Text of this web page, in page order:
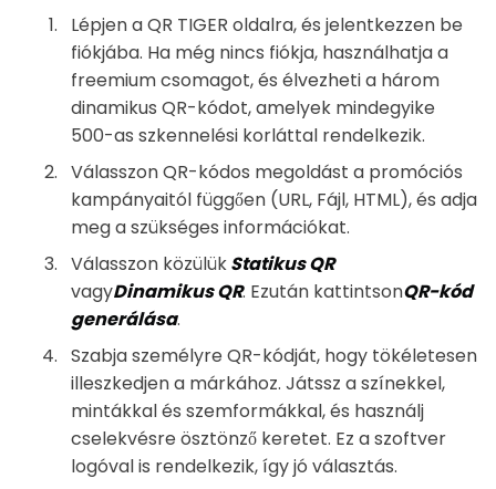
Lépjen a QR TIGER oldalra, és jelentkezzen be
fiókjába. Ha még nincs fiókja, használhatja a
freemium csomagot, és élvezheti a három
dinamikus QR-kódot, amelyek mindegyike
500-as szkennelési korláttal rendelkezik.
Válasszon QR-kódos megoldást a promóciós
kampányaitól függően (URL, Fájl, HTML), és adja
meg a szükséges információkat.
Válasszon közülükStatikus QR
vagyDinamikus QR. Ezután kattintsonQR-kód
generálása.
Szabja személyre QR-kódját, hogy tökéletesen
illeszkedjen a márkához. Játssz a színekkel,
mintákkal és szemformákkal, és használj
cselekvésre ösztönző keretet. Ez a szoftver
logóval is rendelkezik, így jó választás.